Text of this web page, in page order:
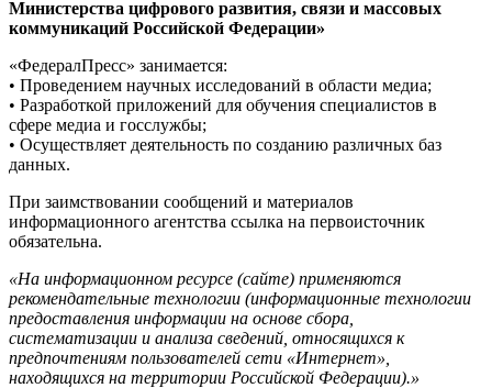
Министерства цифрового развития, связи и массовых
коммуникаций Российской Федерации»
«ФедералПресс» занимается:
• Проведением научных исследований в области медиа;
• Разработкой приложений для обучения специалистов в
сфере медиа и госслужбы;
• Осуществляет деятельность по созданию различных баз
данных.
При заимствовании сообщений и материалов
информационного агентства ссылка на первоисточник
обязательна.
«На информационном ресурсе (сайте) применяются
рекомендательные технологии (информационные технологии
предоставления информации на основе сбора,
систематизации и анализа сведений, относящихся к
предпочтениям пользователей сети «Интернет»,
находящихся на территории Российской Федерации).»